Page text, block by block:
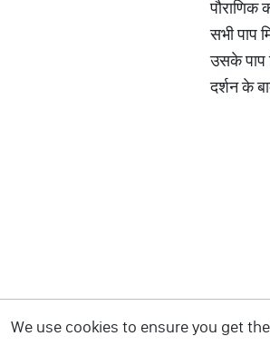
सभी पाप
उसके पाप
दर्शन के
We use cookies to ensure you get